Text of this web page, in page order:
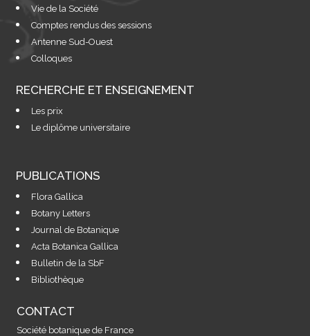
Vie de la Société
Comptes rendus des sessions
Antenne Sud-Ouest
Colloques
RECHERCHE ET ENSEIGNEMENT
Les prix
Le diplôme universitaire
PUBLICATIONS
Flora Gallica
Botany Letters
Journal de Botanique
Acta Botanica Gallica
Bulletin de la SbF
Bibliothèque
CONTACT
Société botanique de France